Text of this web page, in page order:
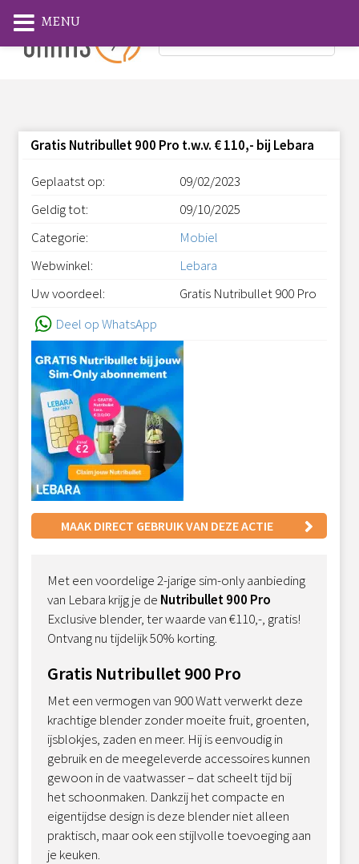
Gratis Nutribullet 900 Pro t.w.v. € 110,- bij Lebara
Geplaatst op:
09/02/2023
Geldig tot:
09/10/2025
Categorie:
Mobiel
Webwinkel:
Lebara
Uw voordeel:
Gratis Nutribullet 900 Pro
Deel op WhatsApp
MAAK DIRECT GEBRUIK VAN DEZE ACTIE
Met een voordelige 2-jarige sim-only aanbieding
van Lebara krijg je de Nutribullet 900 Pro
Exclusive blender, ter waarde van €110,-, gratis!
Ontvang nu tijdelijk 50% korting.
Gratis Nutribullet 900 Pro
Met een vermogen van 900 Watt verwerkt deze
krachtige blender zonder moeite fruit, groenten,
ijsblokjes, zaden en meer. Hij is eenvoudig in
gebruik en de meegeleverde accessoires kunnen
gewoon in de vaatwasser – dat scheelt tijd bij
het schoonmaken. Dankzij het compacte en
eigentijdse design is deze blender niet alleen
praktisch, maar ook een stijlvolle toevoeging aan
je keuken.
MENU